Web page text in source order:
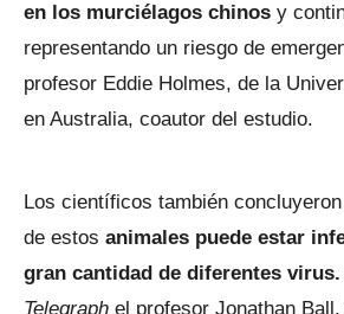
en los murciélagos chinos y
representando un riesgo de
profesor Eddie Holmes, de la
en Australia, coautor del estudio.
Los científicos también
de estos animales puede estar
gran cantidad de diferentes virus.
Telegraph el profesor Jonathan